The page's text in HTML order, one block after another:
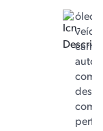
óleo
carro
com
com